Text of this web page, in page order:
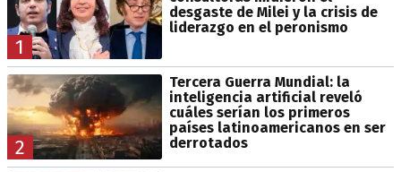
1
desgaste de Milei y la crisis de
liderazgo en el peronismo
2
Tercera Guerra Mundial: la
inteligencia artificial reveló
cuáles serían los primeros
países latinoamericanos en ser
derrotados